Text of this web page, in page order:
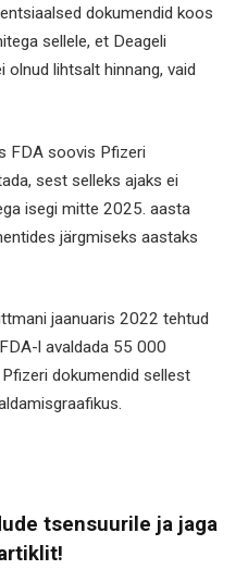
dokumendid koos
sellele, et Deageli
olnud lihtsalt hinnang, vaid
FDA soovis Pfizeri
sest selleks ajaks ei
isegi mitte 2025. aasta
järgmiseks aastaks
jaanuaris 2022 tehtud
l avaldada 55 000
dokumendid sellest
tsensuurile ja jaga